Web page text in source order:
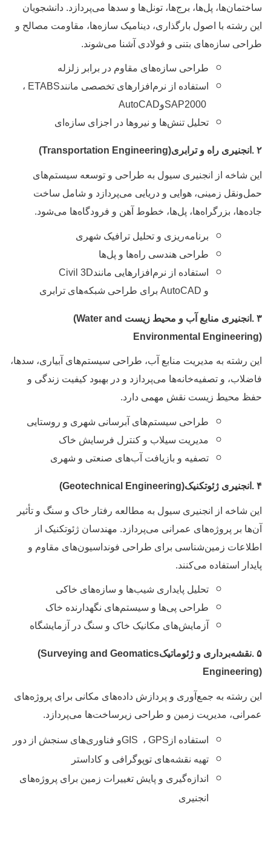
پل‌ها، برج‌ها، تونل‌ها و سدها می‌پردازد. دانشجویان
رشته با اصول بارگذاری، دینامیک سازه‌ها، مقاومت مصالح و
سازه‌های بتنی و فولادی آشنا می‌شوند.
طراحی سازه‌های مقاوم در برابر زلزله
استفاده از نرم‌افزارهای تخصصی مانندETABS،
SAP2000وAutoCAD
تحلیل تنش‌ها و نیروها در اجزای سازه‌ای
انجنیری راه و ترابری(Transportation Engineering)
شاخه از انجنیری سیول به طراحی و توسعه سیستم‌های
زمینی، هوایی و دریایی می‌پردازد و شامل ساخت
بزرگراه‌ها، پل‌ها، خطوط آهن و فرودگاه‌ها می‌شود.
برنامه‌ریزی و تحلیل ترافیک شهری
طراحی هندسی راه‌ها و پل‌ها
استفاده از نرم‌افزارهایی مانندCivil 3D
AutoCADبرای طراحی شبکه‌های ترابری
انجنیری منابع آب و محیط زیست(Water and
Environmental
رشته به مدیریت منابع آب، طراحی سیستم‌های آبیاری، سدها،
و تصفیه‌خانه‌ها می‌پردازد و در بهبود کیفیت زندگی و
محیط زیست نقش مهمی دارد
طراحی سیستم‌های آبرسانی شهری و روستایی
مدیریت سیلاب و کنترل فرسایش خاک
تصفیه و بازیافت آب‌های صنعتی و شهری
انجنیری ژئوتکنیک(Geotechnical Engineering)
شاخه از انجنیری سیول به مطالعه رفتار خاک و سنگ و تأثیر
بر پروژه‌های عمرانی می‌پردازد. مهندسان ژئوتکنیک از
زمین‌شناسی برای طراحی فونداسیون‌های مقاوم و
استفاده می‌کنند.
تحلیل پایداری شیب‌ها و سازه‌های خاکی
طراحی پی‌ها و سیستم‌های نگهدارنده خاک
آزمایش‌های مکانیک خاک و سنگ در آزمایشگاه
نقشه‌برداری و ژئوماتیک(Surveying and Geomatics
رشته به جمع‌آوری و پردازش داده‌های مکانی برای پروژه‌های
مدیریت زمین و طراحی زیرساخت‌ها می‌پردازد
استفاده ازGPS،GISو فناوری‌های سنجش از دور
تهیه نقشه‌های توپوگرافی و کاداستر
اندازه‌گیری و پایش تغییرات زمین برای پروژه‌های
انجنیری